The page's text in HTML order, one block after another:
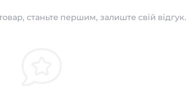
станьте першим, залиште свій відгук.